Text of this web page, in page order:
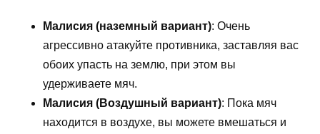
Малисия (наземный вариант): Очень
агрессивно атакуйте противника, заставляя вас
обоих упасть на землю, при этом вы
удерживаете мяч.
Малисия (Воздушный вариант): Пока мяч
находится в воздухе, вы можете вмешаться и